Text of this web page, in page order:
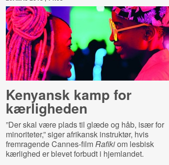
Kenyansk kamp for
kærligheden
”Der skal være plads til glæde og håb, især for
minoriteter,” siger afrikansk instruktør, hvis
fremragende Cannes-filmRafikiom lesbisk
kærlighed er blevet forbudt i hjemlandet.